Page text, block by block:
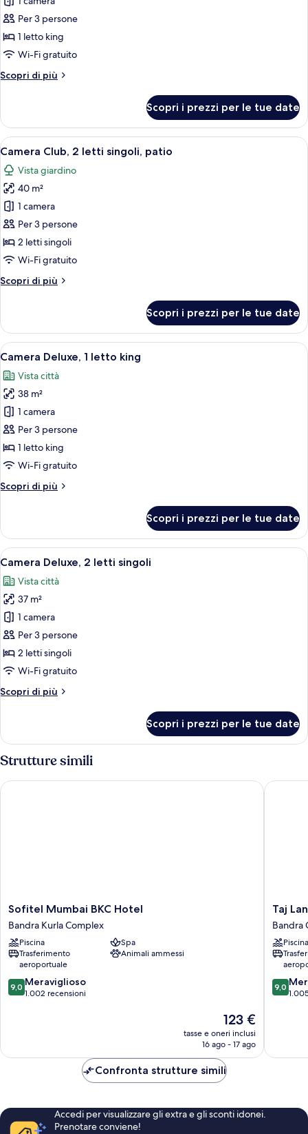
Camera
Club,
1
king,
Per 3 persone
1 letto king
Wi-Fi gratuito
Scopri di più
Altri
Club,
letto
patio
Scopri i prezzi per le tue date
Apri
tutte
le
foto
per
Camera
Club,
2
singoli,
Biancheria da letto di alta qualità,
10
Camera Club, 2 letti singoli, patio
Vista giardino
40 m²
1 camera
Per 3 persone
2 letti singoli
Wi-Fi gratuito
Scopri di più
Altri
Club,
letti
patio
Scopri i prezzi per le tue date
Apri
tutte
le
foto
per
Camera
Deluxe,
1
king
Biancheria da letto di alta qualità,
7
Camera Deluxe, 1 letto king
Vista città
38 m²
1 camera
Per 3 persone
1 letto king
Wi-Fi gratuito
Scopri di più
Altri
Deluxe,
letto
Scopri i prezzi per le tue date
Apri
tutte
le
foto
per
Camera
Deluxe,
2
singoli
Una camera d'albergo con due letti,
6
Camera Deluxe, 2 letti singoli
Vista città
37 m²
1 camera
Per 3 persone
2 letti singoli
Wi-Fi gratuito
Scopri di più
Altri
Deluxe,
letti
Scopri i prezzi per le tue date
Strutture simili
Sofitel
Mumbai
BKC
Hotel
Bandra
Kurla
Complex
Sofitel Mumbai BKC Hotel
Bandra Kurla Complex
Piscina
Spa
Trasferimento
aeroportuale
Animali ammessi
9.0
su
9,0 Meraviglioso
1.002 recensioni
Il
prezzo
attuale
123 €
123 €
tasse e oneri inclusi
16 ago - 17 ago
Sofitel Mumbai BKC Hotel
Taj
Lands
End
Bandra
Taj
Bandra
Piscina
9.0
su
9,0
Taj
Confronta strutture simili
Accedi per visualizzare gli extra e gli sconti idonei.
Prenotare conviene!